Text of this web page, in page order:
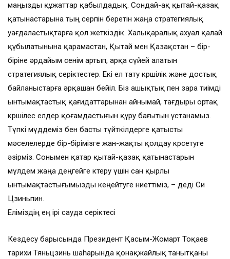
маңызды құжаттар қабылдадық. Сондай-ақ қытай-қазақ
қатынастарына тың серпін беретін жаңа стратегиялық
уағдаластықтарға қол жеткіздік. Халықаралық ахуал қалай
құбылатынына қарамастан, Қытай мен Қазақстан – бір-
біріне әрдайым сенім артып, арқа сүйей алатын
стратегиялық серіктестер. Екі ел тату көршілік және достық
байланыстарға әрқашан бейіл. Біз ашықтық пен өзара тиімді
ынтымақтастық қағидаттарынан айнымай, тағдыры ортақ
көршілес елдер қоғамдастығын құру бағытын ұстанамыз.
Түпкі мүддеміз бен басты түйткілдерге қатысты
мәселелерде бір-бірімізге жан-жақты қолдау көрсетуге
әзірміз. Сонымен қатар қытай-қазақ қатынастарын
мүлдем жаңа деңгейге көтеру үшін сан қырлы
ынтымақтастығымызды кеңейтуге ниеттіміз, – деді Си
Цзиньпин.
Еліміздің ең ірі сауда серіктесі
Кездесу барысында Президент Қасым-Жомарт Тоқаев
тарихи Тяньцзинь шаһарында қонақжайлық танытқаны